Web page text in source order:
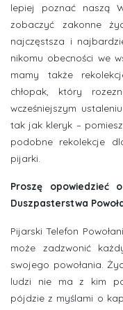
lepiej poznać naszą
zobaczyć zakonne
najczęstsza i
nikomu obecności we
mamy także
chłopak, który
wcześniejszym
tak jak kleryk –
podobne rekolekcje
pijarki.
Proszę opowiedzieć
Duszpasterstwa
Pijarski Telefon
może zadzwonić
swojego powołania.
ludzi nie ma z kim
pójdzie z myślami o